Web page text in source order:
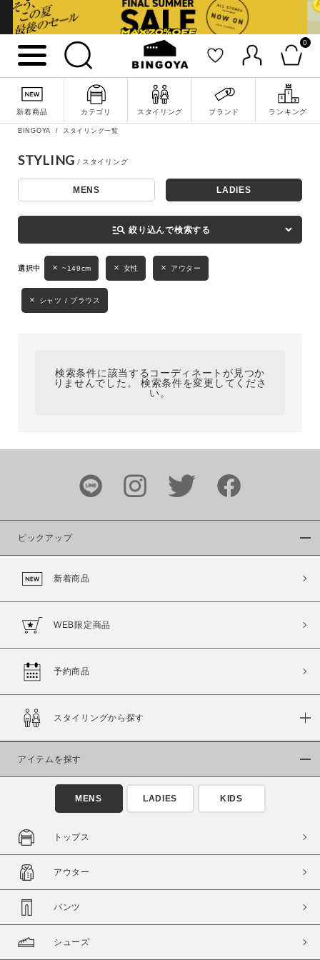
0
新着商品 カテゴリ スタイリング ブランド ランキング
詳細検索
キーワード
性別
MENS LADIES
ブランド
カラー
商品タイプ
通常商品
セール価格 WEB限定
在庫
在庫あり
BINGOYA スタイリング一覧
STYLING
MENS LADIES
manage_search 絞り込んで検索する
~149cm 女性 アウター
シャツ / ブラウス
検索条件に該当するコーディネートが見つか
りませんでした。 検索条件を変更してくださ
い。
ピックアップ
新着商品
WEB限定商品
予約商品
スタイリングから探す
アイテムを探す
MENS LADIES KIDS
トップス
アウター
パンツ
シューズ